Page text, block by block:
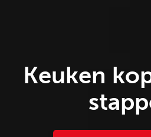
Keuken